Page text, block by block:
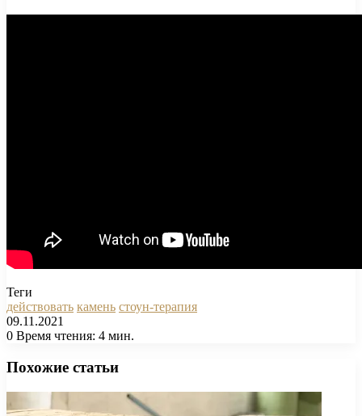
Теги
действовать камень стоун-терапия
09.11.2021
0 Время чтения: 4 мин.
Похожие статьи